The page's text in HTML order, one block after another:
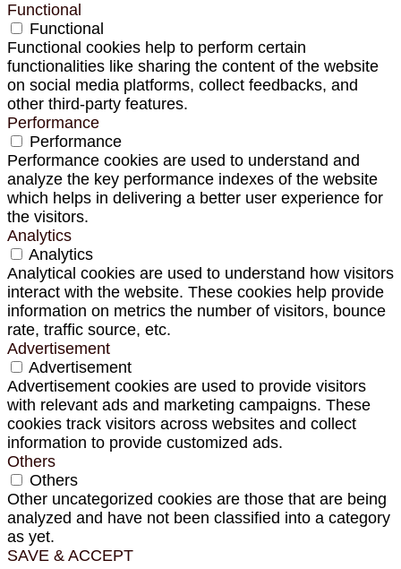
Functional
Functional
Functional cookies help to perform certain
functionalities like sharing the content of the website
on social media platforms, collect feedbacks, and
other third-party features.
Performance
Performance
Performance cookies are used to understand and
analyze the key performance indexes of the website
which helps in delivering a better user experience for
the visitors.
Analytics
Analytics
Analytical cookies are used to understand how visitors
interact with the website. These cookies help provide
information on metrics the number of visitors, bounce
rate, traffic source, etc.
Advertisement
Advertisement
Advertisement cookies are used to provide visitors
with relevant ads and marketing campaigns. These
cookies track visitors across websites and collect
information to provide customized ads.
Others
Others
Other uncategorized cookies are those that are being
analyzed and have not been classified into a category
as yet.
SAVE & ACCEPT